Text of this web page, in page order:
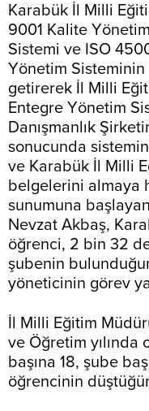
Karabük İl Milli
9001 Kalite
Sistemi ve ISO
Yönetim
getirerek İl Milli
Entegre Yönetim
Danışmanlık
sonucunda
ve Karabük İl Milli
belgelerini almaya
sunumuna
Nevzat Akbaş,
öğrenci, 2 bin 32
şubenin
yöneticinin görev
İl Milli Eğitim
ve Öğretim yılında
başına 18, şube
öğrencinin